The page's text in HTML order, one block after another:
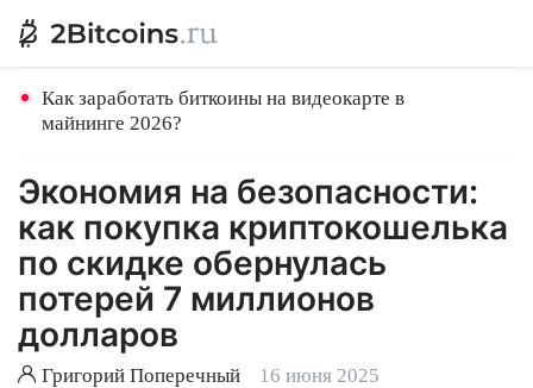
Как заработать биткоины на видеокарте в
майнинге 2026?
Экономия на безопасности:
как покупка криптокошелька
по скидке обернулась
потерей 7 миллионов
долларов
Григорий Поперечный 16 июня 2025